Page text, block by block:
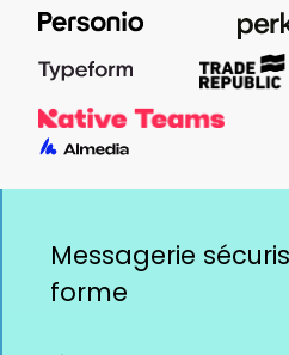
Messagerie
forme